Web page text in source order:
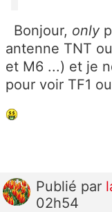
Bonjour, only
antenne TNT
et M6 ...) et je
pour voir TF1
Publié par
02h54